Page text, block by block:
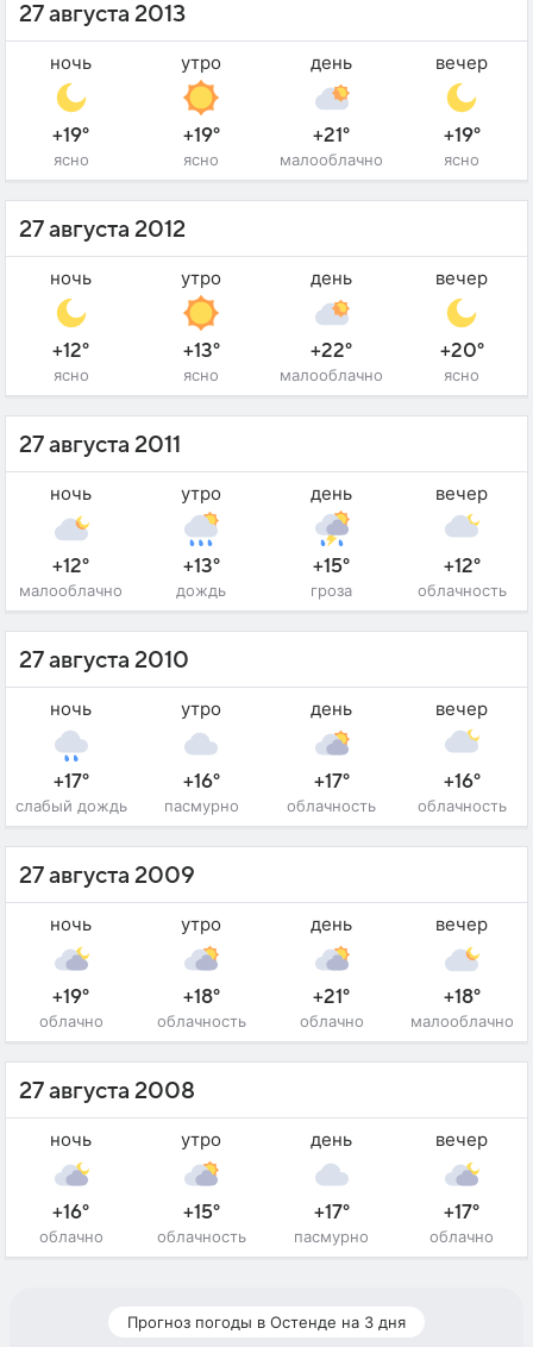
27 августа 2013
ночь
+19°
ясно
утро
+19°
ясно
день
+21°
малооблачно
вечер
+19°
ясно
27 августа 2012
ночь
+12°
ясно
утро
+13°
ясно
день
+22°
малооблачно
вечер
+20°
ясно
27 августа 2011
ночь
+12°
малооблачно
утро
+13°
дождь
день
+15°
гроза
вечер
+12°
облачность
27 августа 2010
ночь
+17°
слабый дождь
утро
+16°
пасмурно
день
+17°
облачность
вечер
+16°
облачность
27 августа 2009
ночь
+19°
облачно
утро
+18°
облачность
день
+21°
облачно
вечер
+18°
малооблачно
27 августа 2008
ночь
+16°
облачно
утро
+15°
облачность
день
+17°
пасмурно
вечер
+17°
облачно
Прогноз погоды в Остенде на 3 дня